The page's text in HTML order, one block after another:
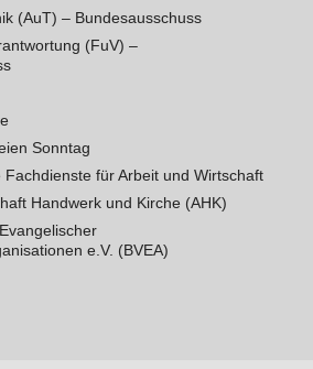
(AuT) – Bundesausschuss
(FuV) –
Sonntag
Fachdienste für Arbeit und Wirtschaft
Handwerk und Kirche (AHK)
e.V. (BVEA)